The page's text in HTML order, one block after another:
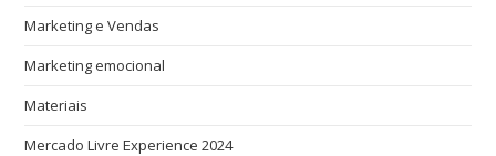
Marketing e Vendas
Marketing emocional
Materiais
Mercado Livre Experience 2024